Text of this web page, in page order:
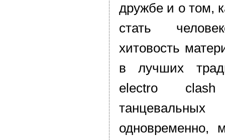
дружбе и о том,
стать
хитовость
в лучших
electro
одновременно,